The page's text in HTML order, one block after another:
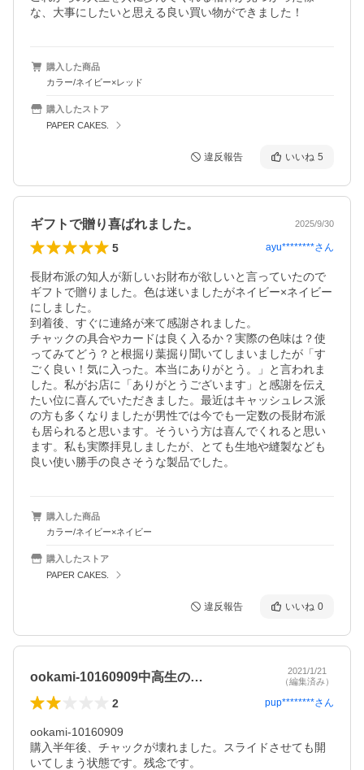
な、大事にしたいと思える良い買い物ができました！
購入した商品
カラー/ネイビー×レッド
購入したストア
PAPER CAKES.
違反報告 いいね 5
ギフトで贈り喜ばれました。 2025/9/30
5 ayu********さん
長財布派の知人が新しいお財布が欲しいと言っていたので
ギフトで贈りました。色は迷いましたがネイビー×ネイビー
にしました。
到着後、すぐに連絡が来て感謝されました。
チャックの具合やカードは良く入るか？実際の色味は？使
ってみてどう？と根掘り葉掘り聞いてしまいましたが「す
ごく良い！気に入った。本当にありがとう。」と言われま
した。私がお店に「ありがとうございます」と感謝を伝え
たい位に喜んでいただきました。最近はキャッシュレス派
の方も多くなりましたが男性では今でも一定数の長財布派
も居られると思います。そういう方は喜んでくれると思い
ます。私も実際拝見しましたが、とても生地や縫製なども
良い使い勝手の良さそうな製品でした。
購入した商品
カラー/ネイビー×ネイビー
購入したストア
PAPER CAKES.
違反報告 いいね 0
ookami-10160909中高生の…
2021/1/21
（編集済み）
2 pup********さん
ookami-10160909
購入半年後、チャックが壊れました。スライドさせても開
いてしまう状態です。残念です。